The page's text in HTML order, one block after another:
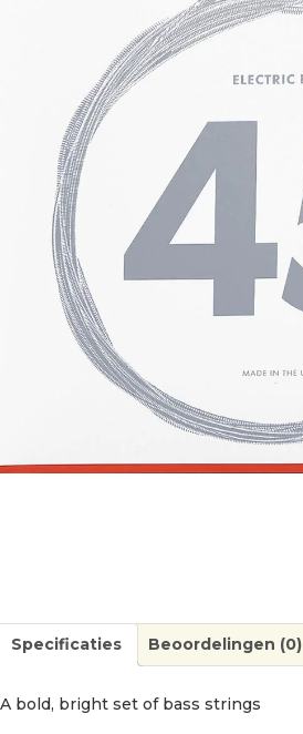
Specificaties Beoordelingen (0)
A bold, bright set of bass strings